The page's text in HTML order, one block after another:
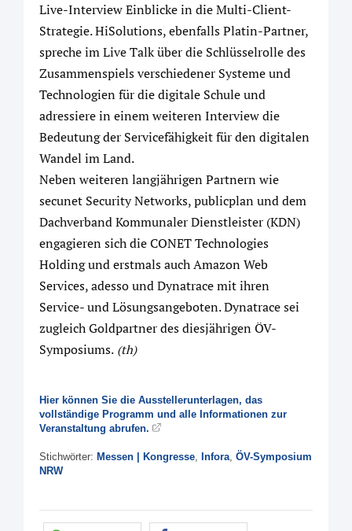
Live-Interview Einblicke in die Multi-Client-
Strategie. HiSolutions, ebenfalls Platin-Partner,
spreche im Live Talk über die Schlüsselrolle des
Zusammenspiels verschiedener Systeme und
Technologien für die digitale Schule und
adressiere in einem weiteren Interview die
Bedeutung der Servicefähigkeit für den digitalen
Wandel im Land.
Neben weiteren langjährigen Partnern wie
secunet Security Networks, publicplan und dem
Dachverband Kommunaler Dienstleister (KDN)
engagieren sich die CONET Technologies
Holding und erstmals auch Amazon Web
Services, adesso und Dynatrace mit ihren
Service- und Lösungsangeboten. Dynatrace sei
zugleich Goldpartner des diesjährigen ÖV-
Symposiums. (th)
Hier können Sie die Ausstellerunterlagen, das
vollständige Programm und alle Informationen zur
Veranstaltung abrufen.
Stichwörter: Messen | Kongresse, Infora, ÖV-Symposium
NRW